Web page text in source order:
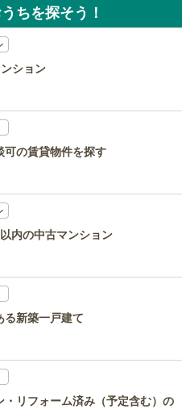
ちを探そう！
ション
可の賃貸物件を探す
内の中古マンション
る新築一戸建て
・リフォーム済み（予定含む）の